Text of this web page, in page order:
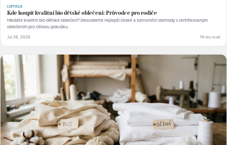
LISTICLE
Kde koupit kvalitní bio dětské oblečení: Průvodce pro rodiče
Hledáte kvalitní bio dětské oblečení? Descoberte nejlepší české a zahraniční obchody s certifikovaným
oblečením pro citlivou pokožku.
Jul 26, 2026 14 min read